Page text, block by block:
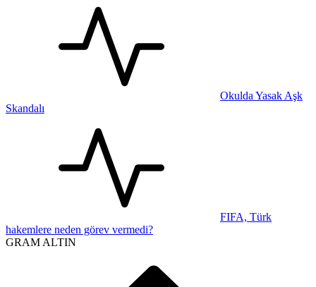
Okulda Yasak Aşk
Skandalı
FIFA, Türk
hakemlere neden görev vermedi?
GRAM ALTIN